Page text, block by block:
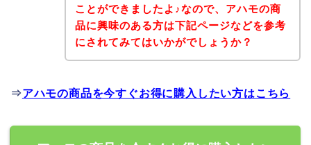
ことができましたよ♪なので、アハモの商
品に興味のある方は下記ページなどを参考
にされてみてはいかがでしょうか？
⇒アハモの商品を今すぐお得に購入したい方はこちら